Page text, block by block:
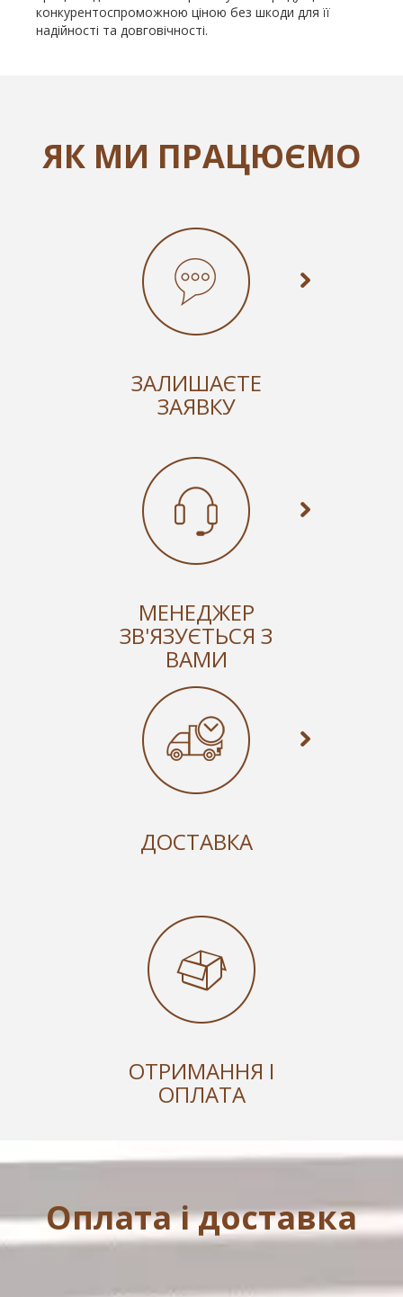
конкурентоспроможною ціною без шкоди для її
надійності та довговічності.
ЯК МИ ПРАЦЮЄМО
ЗАЛИШАЄТЕ
ЗАЯВКУ
МЕНЕДЖЕР
ЗВ'ЯЗУЄТЬСЯ З
ВАМИ
ДОСТАВКА
ОТРИМАННЯ І
ОПЛАТА
Оплата і доставка